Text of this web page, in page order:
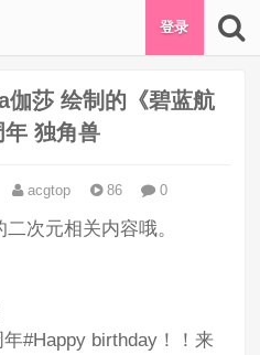
登录
伽莎 绘制的《碧蓝航
独角兽
acgtop 86 0
次元相关内容哦。
#Happy birthday！！来